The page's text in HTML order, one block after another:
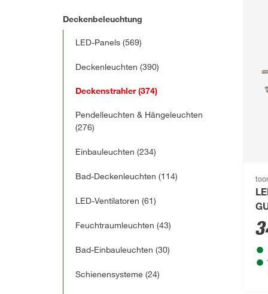
Deckenbeleuchtung
LED-Panels (569)
Deckenleuchten (390)
Deckenstrahler(374)
Pendelleuchten & Hängeleuchten
(276)
Einbauleuchten (234)
Bad-Deckenleuchten (114)
LED-Ventilatoren (61)
Feuchtraumleuchten (43)
Bad-Einbauleuchten (30)
Schienensysteme (24)
Ø